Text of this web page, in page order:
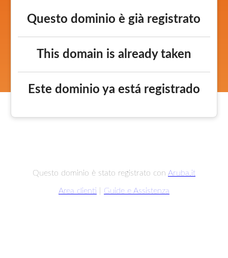
Questo dominio è già registrato
This domain is already taken
Este dominio ya está registrado
Questo dominio è stato registrato con Aruba.it
Area clienti Guide e Assistenza